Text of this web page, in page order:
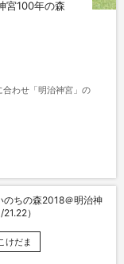
宮100年の森
わせ「明治神宮」の
のちの森2018＠明治神
）
けだま